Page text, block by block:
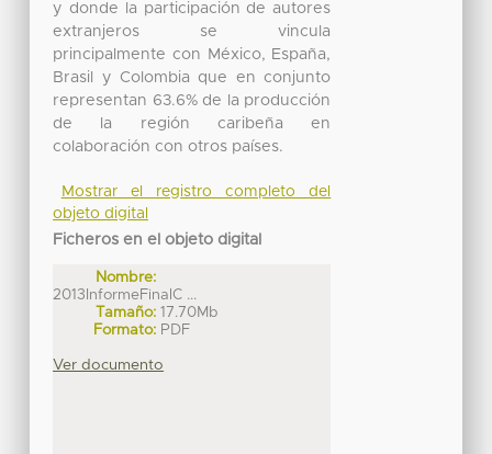
y donde la participación de autores
extranjeros se vincula
principalmente con México, España,
Brasil y Colombia que en conjunto
representan 63.6% de la producción
de la región caribeña en
colaboración con otros países.
Mostrar el registro completo del
objeto digital
Ficheros en el objeto digital
Nombre:
2013InformeFinalC ...
Tamaño: 17.70Mb
Formato: PDF
Ver documento